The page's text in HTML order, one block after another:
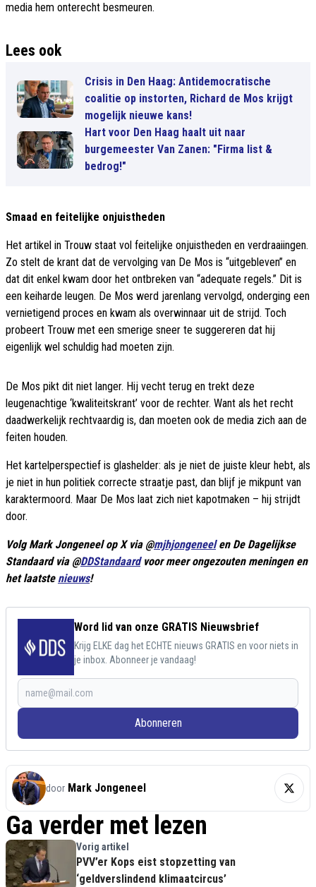
media hem onterecht besmeuren.
Lees ook
Crisis in Den Haag: Antidemocratische
coalitie op instorten, Richard de Mos krijgt
mogelijk nieuwe kans!
Hart voor Den Haag haalt uit naar
burgemeester Van Zanen: "Firma list &
bedrog!"
Smaad en feitelijke onjuistheden
Het artikel in Trouw staat vol feitelijke onjuistheden en verdraaiingen.
Zo stelt de krant dat de vervolging van De Mos is “uitgebleven” en
dat dit enkel kwam door het ontbreken van “adequate regels.” Dit is
een keiharde leugen. De Mos werd jarenlang vervolgd, onderging een
vernietigend proces en kwam als overwinnaar uit de strijd. Toch
probeert Trouw met een smerige sneer te suggereren dat hij
eigenlijk wel schuldig had moeten zijn.
De Mos pikt dit niet langer. Hij vecht terug en trekt deze
leugenachtige ‘kwaliteitskrant’ voor de rechter. Want als het recht
daadwerkelijk rechtvaardig is, dan moeten ook de media zich aan de
feiten houden.
Het kartelperspectief is glashelder: als je niet de juiste kleur hebt, als
je niet in hun politiek correcte straatje past, dan blijf je mikpunt van
karaktermoord. Maar De Mos laat zich niet kapotmaken – hij strijdt
door.
Volg Mark Jongeneel op X via @mjhjongeneelen De Dagelijkse
Standaard via @DDStandaardvoor meer ongezouten meningen en
het laatstenieuws!
Word lid van onze GRATIS Nieuwsbrief
Krijg ELKE dag het ECHTE nieuws GRATIS en voor niets in
je inbox. Abonneer je vandaag!
Abonneren
door Mark Jongeneel
Ga verder met lezen
Vorig artikel
PVV’er Kops eist stopzetting van
‘geldverslindend klimaatcircus’